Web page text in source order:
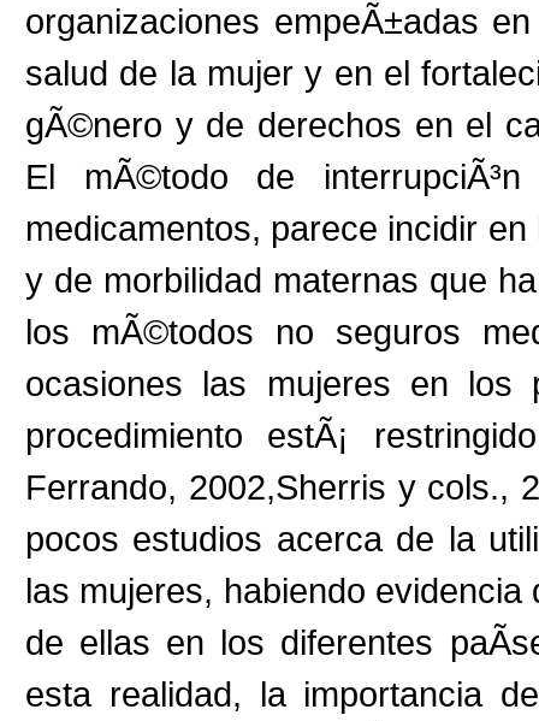
organizaciones empeÃ±adas
salud de la mujer y en el
gÃ©nero y de derechos en el
El mÃ©todo de
medicamentos, parece incidir
y de morbilidad maternas que
los mÃ©todos no seguros
ocasiones las mujeres en los
procedimiento estÃ¡
Ferrando, 2002,Sherris y cols.,
pocos estudios acerca de la
las mujeres, habiendo
de ellas en los diferentes
esta realidad, la importancia